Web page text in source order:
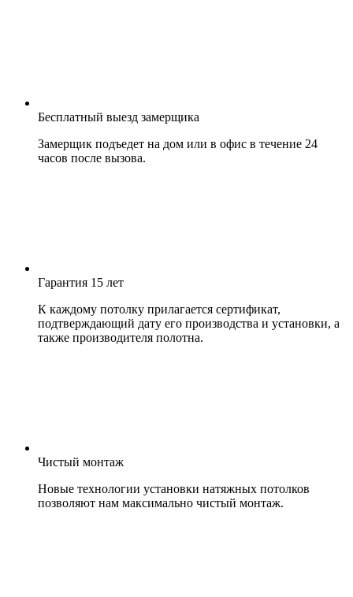
Бесплатный выезд замерщика
Замерщик подъедет на дом или в офис в течение 24
часов после вызова.
Гарантия 15 лет
К каждому потолку прилагается сертификат,
подтверждающий дату его производства и установки, а
также производителя полотна.
Чистый монтаж
Новые технологии установки натяжных потолков
позволяют нам максимально чистый монтаж.